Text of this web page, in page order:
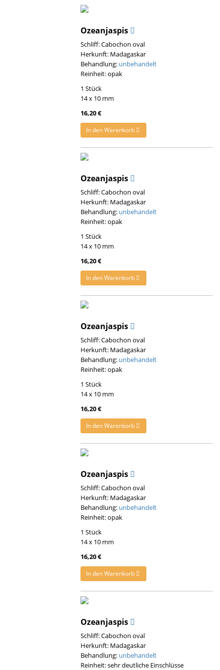
Ozeanjaspis
Schliff: Cabochon oval
Herkunft: Madagaskar
Behandlung: unbehandelt
Reinheit: opak
1 Stück
14 x 10 mm
16,20 €
In den Warenkorb
Ozeanjaspis
Schliff: Cabochon oval
Herkunft: Madagaskar
Behandlung: unbehandelt
Reinheit: opak
1 Stück
14 x 10 mm
16,20 €
In den Warenkorb
Ozeanjaspis
Schliff: Cabochon oval
Herkunft: Madagaskar
Behandlung: unbehandelt
Reinheit: opak
1 Stück
14 x 10 mm
16,20 €
In den Warenkorb
Ozeanjaspis
Schliff: Cabochon oval
Herkunft: Madagaskar
Behandlung: unbehandelt
Reinheit: opak
1 Stück
14 x 10 mm
16,20 €
In den Warenkorb
Ozeanjaspis
Schliff: Cabochon oval
Herkunft: Madagaskar
Behandlung: unbehandelt
Reinheit: sehr deutliche Einschlüsse